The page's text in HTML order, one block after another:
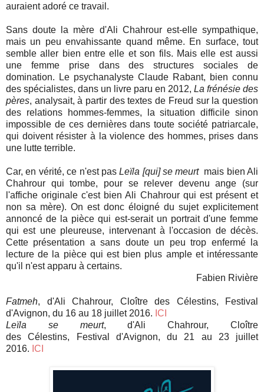
auraient adoré ce travail.
Sans doute la mère d'Ali Chahrour est-elle sympathique,
mais un peu envahissante quand même. En surface, tout
semble aller bien entre elle et son fils. Mais elle est aussi
une femme prise dans des structures sociales de
domination. Le psychanalyste Claude Rabant, bien connu
des spécialistes, dans un livre paru en 2012, La frénésie des
pères, analysait, à partir des textes de Freud sur la question
des relations hommes-femmes, la situation difficile sinon
impossible de ces dernières dans toute société patriarcale,
qui doivent résister à la violence des hommes, prises dans
une lutte terrible.
Car, en vérité, ce n'est pasLeïla [qui] se meurt mais bien Ali
Chahrour qui tombe, pour se relever devenu ange (sur
l'affiche originale c'est bien Ali Chahrour qui est présent et
non sa mère). On est donc éloigné du sujet explicitement
annoncé de la pièce qui est-serait un portrait d'une femme
qui est une pleureuse, intervenant à l'occasion de décès.
Cette présentation a sans doute un peu trop enfermé la
lecture de la pièce qui est bien plus ample et intéressante
qu'il n'est apparu à certains.
Fabien Rivière
Fatmeh, d'Ali Chahrour, Cloître des Célestins,
Festival
d'Avignon, du 16 au 18 juillet 2016. ICI
Leïla se meurt,d'Ali Chahrour,Cloître
des Célestins,
Festival d'Avignon, du 21 au 23 juillet
2016. ICI